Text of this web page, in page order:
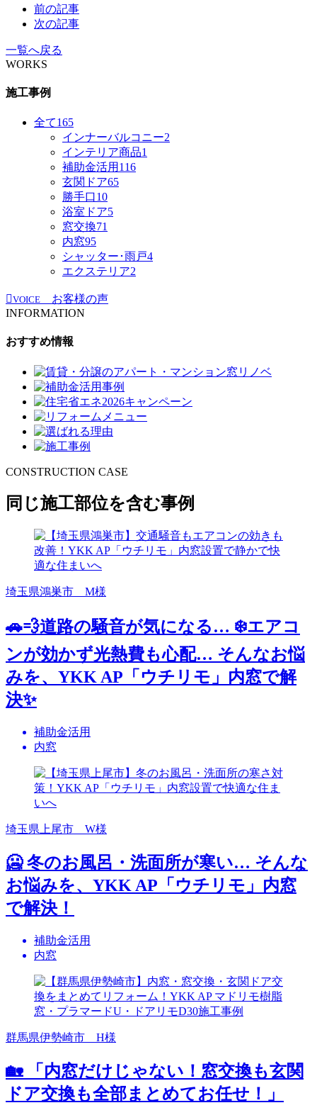
前の記事
次の記事
一覧へ戻る
WORKS
施工事例
全て165
インナーバルコニー2
インテリア商品1
補助金活用 116
玄関ドア65
勝手口10
浴室ドア5
窓交換71
内窓95
シャッター･雨戸4
エクステリア2
VOICE
お客様の声
INFORMATION
おすすめ情報
CONSTRUCTION CASE
同じ施工部位を含む事例
埼玉県鴻巣市 M様
🚗💨道路の騒音が気になる… ❄️エアコ
ンが効かず光熱費も心配… そんなお悩
みを、YKK AP「ウチリモ」内窓で解
決✨
補助金活用
内窓
埼玉県上尾市 W様
🥶 冬のお風呂・洗面所が寒い… そんな
お悩みを、YKK AP「ウチリモ」内窓
で解決！
補助金活用
内窓
群馬県伊勢崎市 H様
🏡 「内窓だけじゃない！窓交換も玄関
ドア交換も全部まとめてお任せ！」